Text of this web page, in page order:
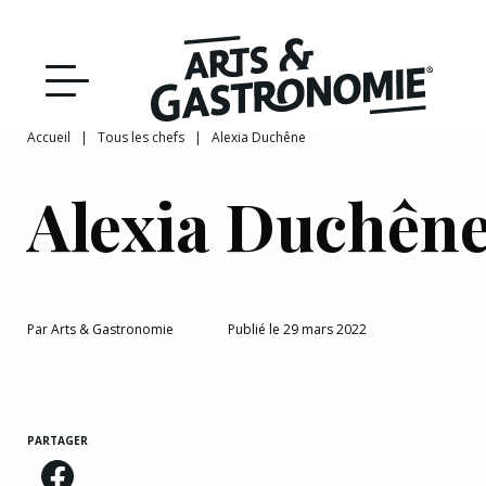
Recettes
Reportages
Actualités
Bourgogne
Accueil | Tous les chefs | Alexia Duchêne
Alexia
ParArts & Gastronomie Publié le 29 mars 2022
PARTAGER